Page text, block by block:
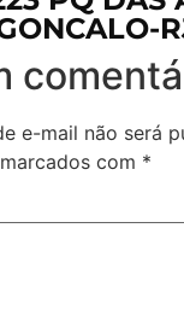
e-mail não será
com *